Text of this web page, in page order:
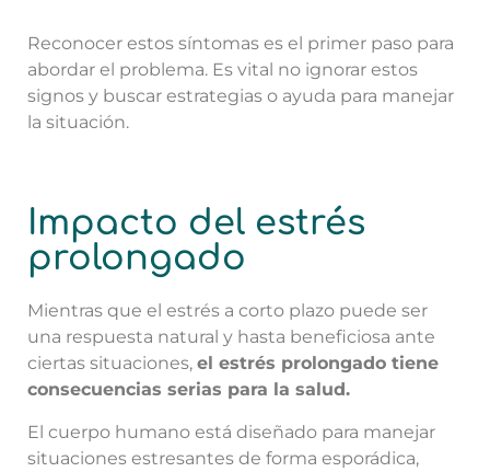
Reconocer estos síntomas es el primer paso para
abordar el problema. Es vital no ignorar estos
signos y buscar estrategias o ayuda para manejar
la situación.
Impacto del estrés
prolongado
Mientras que el estrés a corto plazo puede ser
una respuesta natural y hasta beneficiosa ante
ciertas situaciones, el estrés prolongado tiene
consecuencias serias para la salud.
El cuerpo humano está diseñado para manejar
situaciones estresantes de forma esporádica,